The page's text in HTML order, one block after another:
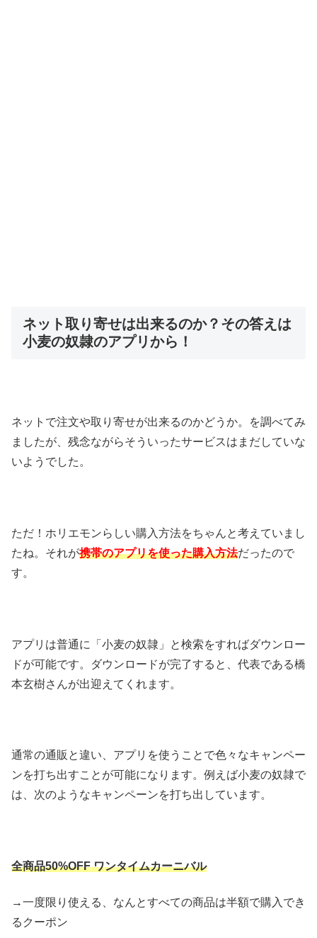
ネット取り寄せは出来るのか？その答えは
小麦の奴隷のアプリから！
ネットで注文や取り寄せが出来るのかどうか。を調べてみ
ましたが、残念ながらそういったサービスはまだしていな
いようでした。
ただ！ホリエモンらしい購入方法をちゃんと考えていまし
たね。それが携帯のアプリを使った購入方法だったので
す。
アプリは普通に「小麦の奴隷」と検索をすればダウンロー
ドが可能です。ダウンロードが完了すると、代表である橋
本玄樹さんが出迎えてくれます。
通常の通販と違い、アプリを使うことで色々なキャンペー
ンを打ち出すことが可能になります。例えば小麦の奴隷で
は、次のようなキャンペーンを打ち出しています。
全商品50%OFF ワンタイムカーニバル
→一度限り使える、なんとすべての商品は半額で購入でき
るクーポン